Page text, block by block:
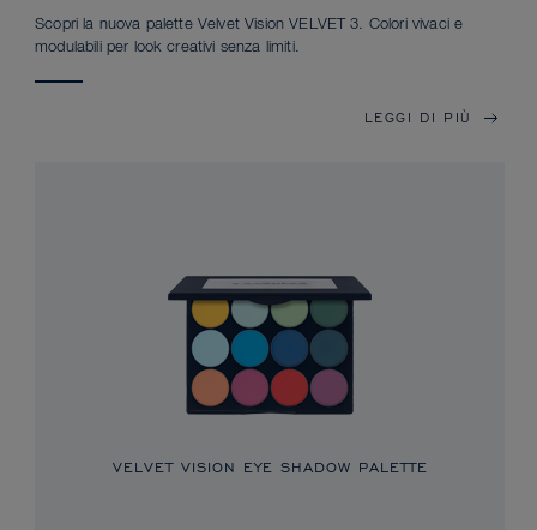
Scopri la nuova palette Velvet Vision VELVET 3. Colori vivaci e
modulabili per look creativi senza limiti.
LEGGI DI PIÙ
VELVET VISION EYE SHADOW PALETTE